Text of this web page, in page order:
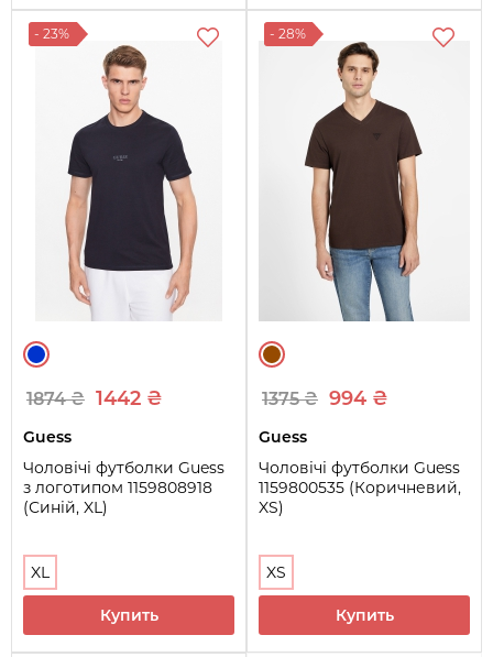
- 23%
1874 ₴ 1442 ₴
Guess
Чоловічі футболки Guess
з логотипом 1159808918
(Синій, XL)
XL
Купить
- 28%
1375 ₴ 994 ₴
Guess
Чоловічі футболки Guess
1159800535 (Коричневий,
XS)
XS
Купить